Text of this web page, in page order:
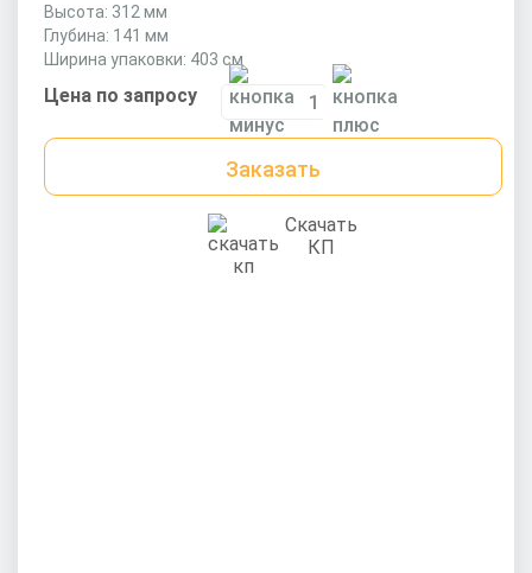
Высота: 312 мм
Глубина: 141 мм
Ширина упаковки: 403 см
Цена по запросу
Заказать
Скачать
КП